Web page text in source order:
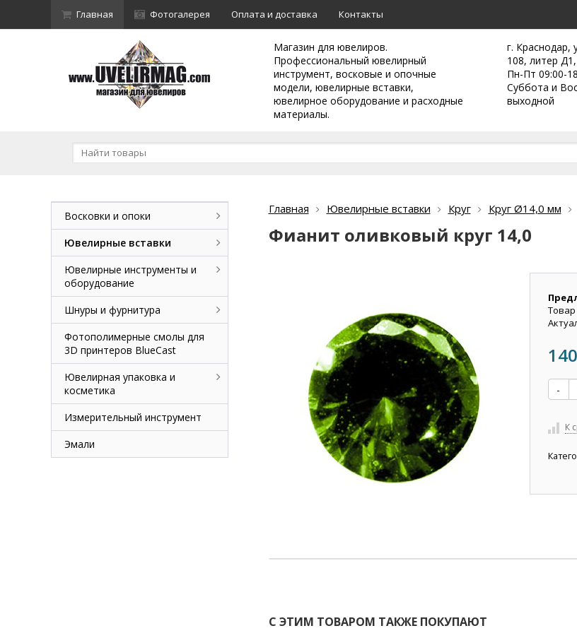
Главная Фотогалерея Оплата и доставка Контакты
Магазин для ювелиров.
Профессиональный ювелирный
инструмент, восковые и опочные
модели, ювелирные вставки,
ювелирное оборудование и расходные
материалы.
г. Краснодар,
108, литер
Пн-Пт 09:00-
Суббота и
выходной
Главная Ювелирные вставки Круг Круг Ø14,0 мм
Фианит оливковый круг 14,0
Товар
140
-
К
С ЭТИМ ТОВАРОМ ТАКЖЕ ПОКУПАЮТ
Восковки и опоки
Ювелирные вставки
Ювелирные инструменты и
оборудование
Шнуры и фурнитура
Фотополимерные смолы для
3D принтеров BlueCast
Ювелирная упаковка и
косметика
Измерительный инструмент
Эмали